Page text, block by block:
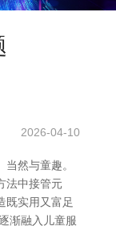
2026-04-10
然与童趣。
法中接管元
既实用又富足
渐融入儿童服